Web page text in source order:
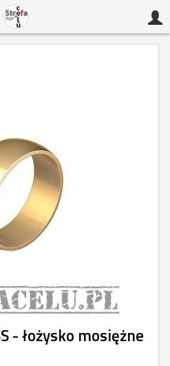
- łożysko mosiężne